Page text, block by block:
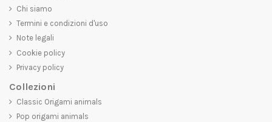
Chi siamo
Termini e condizioni d'uso
Note legali
Cookie policy
Privacy policy
Collezioni
Classic Origami animals
Pop origami animals